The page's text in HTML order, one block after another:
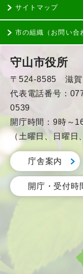
サイトマップ
市の組織（お問い合
守山市役所
〒524-8585 滋賀
代表電話番号：
0539
開庁時間：9時～
（土曜日、日曜日
庁舎案内
開庁・受付時